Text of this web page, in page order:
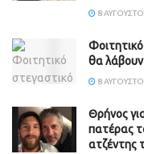
8
θα
8
Θρήνος
πατέρας
ατζέντης